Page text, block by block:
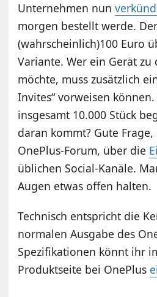
Unternehmen nun
morgen bestellt werde.
(wahrscheinlich)100 Euro
Variante. Wer ein Gerät zu
möchte, muss zusätzlich
Invites“ vorweisen
insgesamt 10.000 Stück
daran kommt? Gute
OnePlus-Forum, über die
üblichen Social-Kanäle.
Augen etwas offen halten.
Technisch entspricht die
normalen Ausgabe des
Spezifikationen könnt ihr
Produktseite bei OnePlus